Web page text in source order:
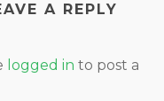
A REPLY
logged in to post a